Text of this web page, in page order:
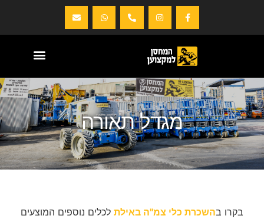
מגדל תאורה
בקרו בהשכרת כלי צמ"ה באילת לכלים נוספים המוצעים